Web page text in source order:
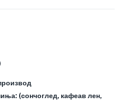
(сончоглед, кафеав лен,